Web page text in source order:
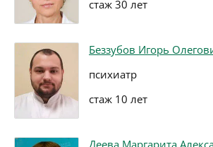
стаж 30 лет
Беззубов Игорь
психиатр
стаж 10 лет
Деева Маргарита